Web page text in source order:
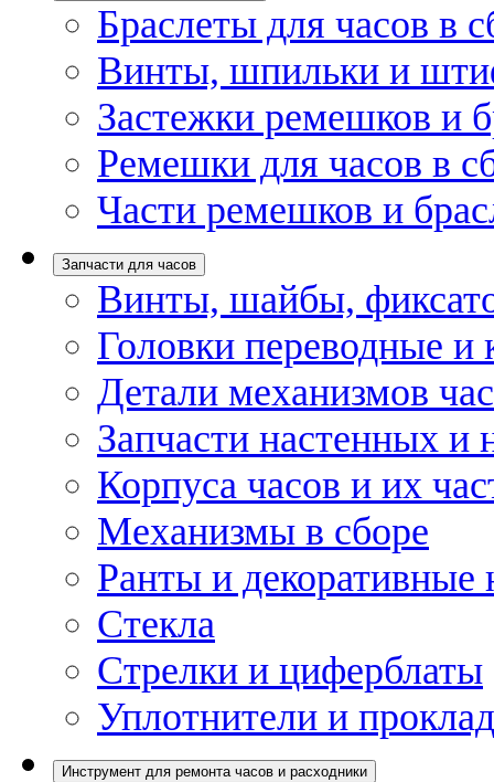
Браслеты для часов в
Винты, шпильки и
Застежки ремешков и
Ремешки для часов в
Части ремешков и
Запчасти для часов
Винты, шайбы,
Головки переводные и
Детали механизмов
Запчасти настенных и
Корпуса часов и их
Механизмы в сборе
Ранты и декоративные
Стекла
Стрелки и циферблаты
Уплотнители и
Инструмент для ремонта часов и расходники